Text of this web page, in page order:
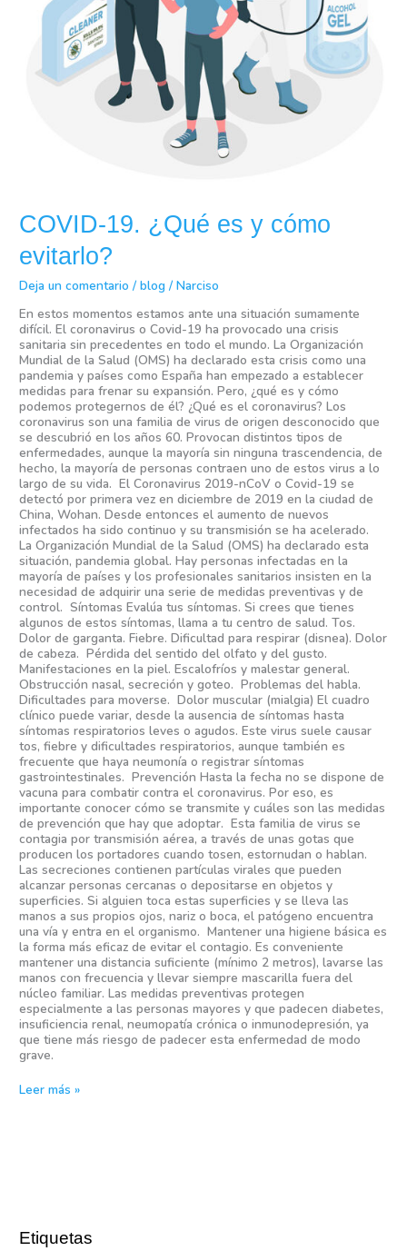
COVID-19. ¿Qué es y cómo
evitarlo?
Deja un comentario /blog /Narciso
En estos momentos estamos ante una situación sumamente
difícil. El coronavirus o Covid-19 ha provocado una crisis
sanitaria sin precedentes en todo el mundo. La Organización
Mundial de la Salud (OMS) ha declarado esta crisis como una
pandemia y países como España han empezado a establecer
medidas para frenar su expansión. Pero, ¿qué es y cómo
podemos protegernos de él? ¿Qué es el coronavirus? Los
coronavirus son una familia de virus de origen desconocido que
se descubrió en los años 60. Provocan distintos tipos de
enfermedades, aunque la mayoría sin ninguna trascendencia, de
hecho, la mayoría de personas contraen uno de estos virus a lo
largo de su vida. El Coronavirus 2019-nCoV o Covid-19 se
detectó por primera vez en diciembre de 2019 en la ciudad de
China, Wohan. Desde entonces el aumento de nuevos
infectados ha sido continuo y su transmisión se ha acelerado.
La Organización Mundial de la Salud (OMS) ha declarado esta
situación, pandemia global. Hay personas infectadas en la
mayoría de países y los profesionales sanitarios insisten en la
necesidad de adquirir una serie de medidas preventivas y de
control. Síntomas Evalúa tus síntomas. Si crees que tienes
algunos de estos síntomas, llama a tu centro de salud. Tos.
Dolor de garganta. Fiebre. Dificultad para respirar (disnea). Dolor
de cabeza. Pérdida del sentido del olfato y del gusto.
Manifestaciones en la piel. Escalofríos y malestar general.
Obstrucción nasal, secreción y goteo. Problemas del habla.
Dificultades para moverse. Dolor muscular (mialgia) El cuadro
clínico puede variar, desde la ausencia de síntomas hasta
síntomas respiratorios leves o agudos. Este virus suele causar
tos, fiebre y dificultades respiratorios, aunque también es
frecuente que haya neumonía o registrar síntomas
gastrointestinales. Prevención Hasta la fecha no se dispone de
vacuna para combatir contra el coronavirus. Por eso, es
importante conocer cómo se transmite y cuáles son las medidas
de prevención que hay que adoptar. Esta familia de virus se
contagia por transmisión aérea, a través de unas gotas que
producen los portadores cuando tosen, estornudan o hablan.
Las secreciones contienen partículas virales que pueden
alcanzar personas cercanas o depositarse en objetos y
superficies. Si alguien toca estas superficies y se lleva las
manos a sus propios ojos, nariz o boca, el patógeno encuentra
una vía y entra en el organismo. Mantener una higiene básica es
la forma más eficaz de evitar el contagio. Es conveniente
mantener una distancia suficiente (mínimo 2 metros), lavarse las
manos con frecuencia y llevar siempre mascarilla fuera del
núcleo familiar. Las medidas preventivas protegen
especialmente a las personas mayores y que padecen diabetes,
insuficiencia renal, neumopatía crónica o inmunodepresión, ya
que tiene más riesgo de padecer esta enfermedad de modo
grave.
Leer más »
Etiquetas